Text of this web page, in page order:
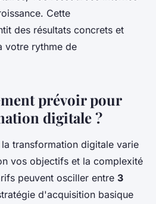
Cette
des résultats concrets et
votre rythme de
prévoir pour
digitale ?
transformation digitale varie
vos objectifs et la complexité
peuvent osciller entre 3
d'acquisition basique